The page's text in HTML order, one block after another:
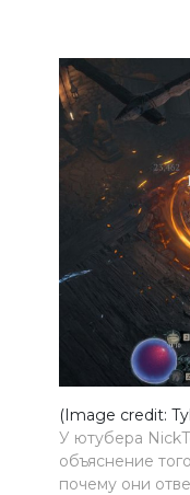
(Image credit:
У ютубера
объяснение
почему они